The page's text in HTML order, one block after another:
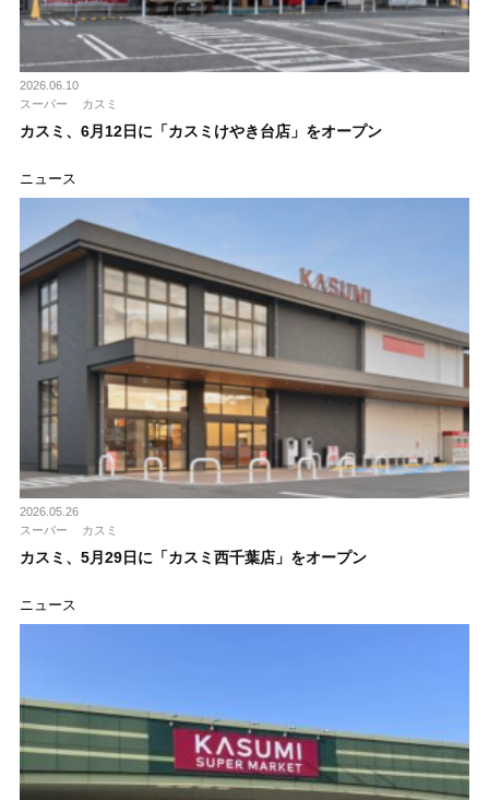
2026.06.10
スーパー
カスミ
カスミ、6月12日に「カスミけやき台店」をオープン
ニュース
2026.05.26
スーパー
カスミ
カスミ、5月29日に「カスミ西千葉店」をオープン
ニュース